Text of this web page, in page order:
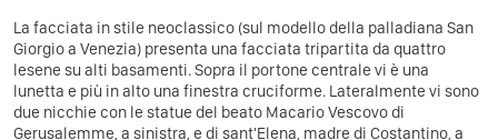
La facciata in stile neoclassico (sul modello della palladiana San
Giorgio a Venezia) presenta una facciata tripartita da quattro
lesene su alti basamenti. Sopra il portone centrale vi è una
lunetta e più in alto una finestra cruciforme. Lateralmente vi sono
due nicchie con le statue del beato Macario Vescovo di
Gerusalemme, a sinistra, e di sant'Elena, madre di Costantino, a